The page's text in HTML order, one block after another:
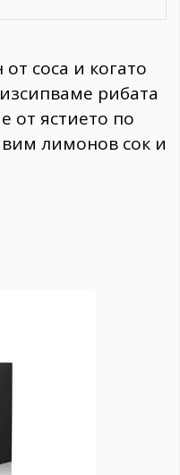
соса и когато
рибата
от ястието по
лимонов сок и